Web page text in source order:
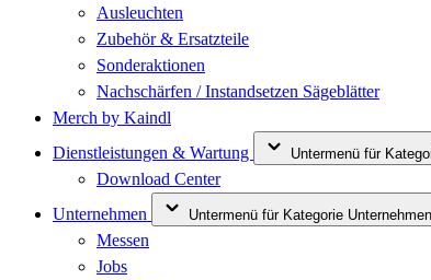
Ausleuchten
Zubehör & Ersatzteile
Sonderaktionen
Nachschärfen / Instandsetzen Sägeblätter
Merch by Kaindl
Dienstleistungen & Wartung
Untermenü für
Download Center
Unternehmen
Untermenü für Kategorie
Messen
Jobs